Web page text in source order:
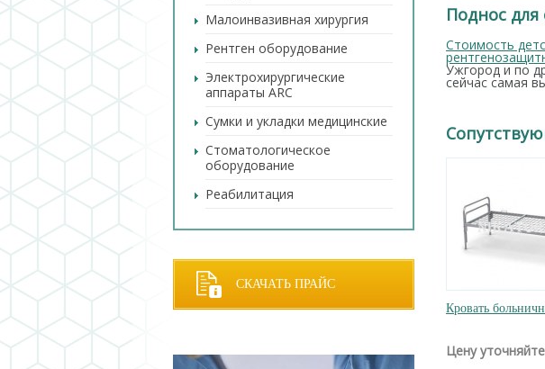
Поднос
Стоимость
Ужгород и по
сейчас самая
Кровать
Цену уточняйте
Малоинвазивная хирургия
Рентген оборудование
Электрохирургические
аппараты ARC
Сумки и укладки медицинские
Стоматологическое
оборудование
Реабилитация
СКАЧАТЬ ПРАЙС